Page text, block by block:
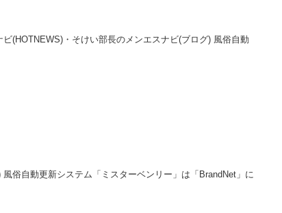
(HOTNEWS)・そけい部長のメンエスナビ(ブログ) 風俗自動
俗自動更新システム「ミスターベンリー」は「BrandNet」に